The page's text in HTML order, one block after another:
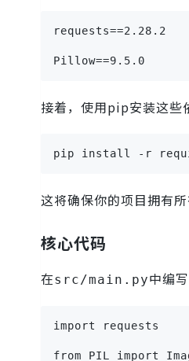
requests==2.28.2
Pillow==9.5.0
接着，使用pip安装这些
pip install -r
这将确保你的项目拥有
核心代码
在src/main.py中编
import requests
from PIL import